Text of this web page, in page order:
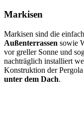
Markisen
Markisen sind die
Außenterrassen sowie
vor greller Sonne und
nachträglich installiert
Konstruktion der
unter dem Dach.